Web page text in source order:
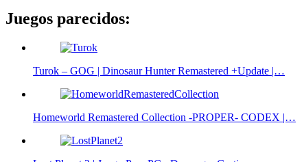
Juegos parecidos:
Turok – GOG | Dinosaur Hunter Remastered +Update |…
Homeworld Remastered Collection -PROPER- CODEX |…